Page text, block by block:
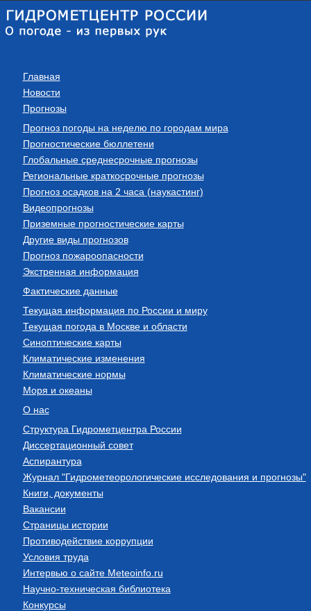
Главная
Новости
Прогнозы
Прогноз погоды на неделю по городам мира
Прогностические бюллетени
Глобальные среднесрочные прогнозы
Региональные краткосрочные прогнозы
Прогноз осадков на 2 часа (наукастинг)
Видеопрогнозы
Приземные прогностические карты
Другие виды прогнозов
Прогноз пожароопасности
Экстренная информация
Фактические данные
Текущая информация по России и миру
Текущая погода в Москве и области
Синоптические карты
Климатические изменения
Климатические нормы
Моря и океаны
О нас
Структура Гидрометцентра России
Диссертационный совет
Аспирантура
Журнал "Гидрометеорологические исследования и прогнозы"
Книги, документы
Вакансии
Страницы истории
Противодействие коррупции
Условия труда
Интервью о сайте Meteoinfo.ru
Научно-техническая библиотека
Конкурсы